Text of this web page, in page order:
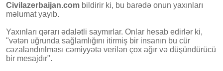
Civilazerbaijan.com bildirir ki, bu barədə onun yaxınları
məlumat yayıb.
Yaxınları qərarı ədalətli saymırlar. Onlar hesab edirlər ki,
"vətən uğrunda sağlamlığını itirmiş bir insanın bu cür
cəzalandırılması cəmiyyətə verilən çox ağır və düşündürücü
bir mesajdır".